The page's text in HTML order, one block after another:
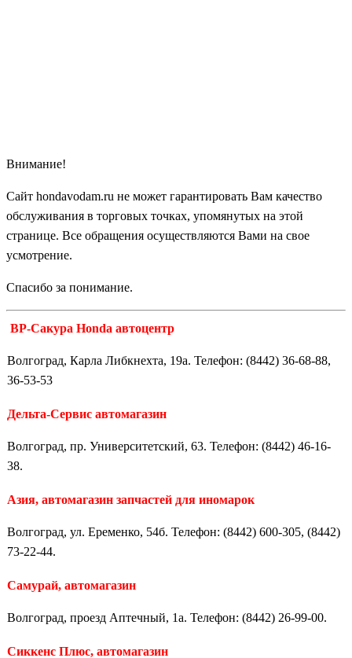
Внимание!
Сайт hondavodam.ru не может гарантировать Вам качество
обслуживания в торговых точках, упомянутых на этой
странице. Все обращения осуществляются Вами на свое
усмотрение.
Спасибо за понимание.
ВР-Сакура Honda автоцентр
Волгоград, Кар­ла Либ­к­нех­та, 19а. Телефон: (8442) 36-68-88,
36-53-53
Дельта-Сервис автомагазин
Волгоград, пр. Университетский, 63. Телефон: (8442) 46-16-
38.
Азия, автомагазин запчастей для иномарок
Волгоград, ул. Еременко, 54б. Телефон: (8442) 600-305, (8442)
73-22-44.
Самурай, автомагазин
Волгоград, проезд Аптечный, 1а. Телефон: (8442) 26-99-00.
Сиккенс Плюс, автомагазин